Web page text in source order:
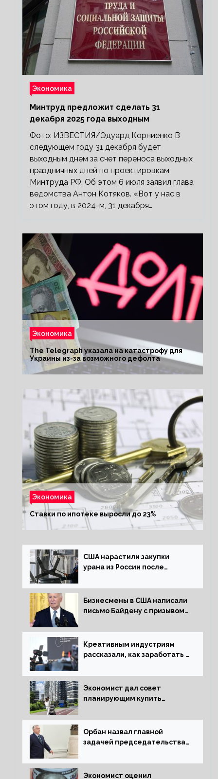
Экономика
Минтруд предложит сделать 31
декабря 2025 года выходным
Фото: ИЗВЕСТИЯ/Эдуард Корниенко В
следующем году 31 декабря будет
выходным днем за счет переноса выходных
праздничных дней по проектировкам
Минтруда РФ. Об этом 6 июля заявил глава
ведомства Антон Котяков. «Вот у нас в
этом году, в 2024-м, 31 декабря…
Экономика
The Telegraph указала на катастрофу для
Украины из-за возможного дефолта
Экономика
Ставки по ипотеке выросли до 23%
США нарастили закупки
урана из России после
Бизнесмены в США написали
письмо Байдену с призывом
Креативным индустриям
рассказали, как заработать 2
экономики
Экономист дал совет
планирующим купить
Орбан назвал главной
задачей председательства
за мир
Экономист оценил